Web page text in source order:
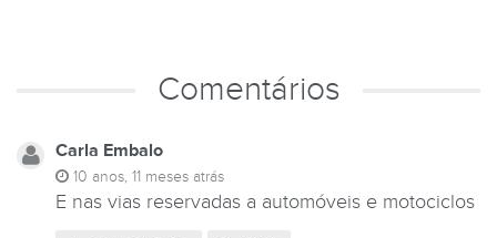
Comentários
Carla Embalo
10 anos, 11 meses atrás
E nas vias reservadas a automóveis e motociclos